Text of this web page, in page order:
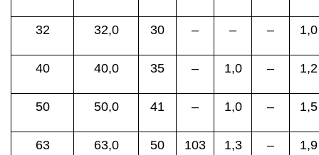
32 32,0 30 – – – 1,0
40 40,0 35 – 1,0 – 1,2
50 50,0 41 – 1,0 – 1,5
63 63,0 50 103 1,3 – 1,9